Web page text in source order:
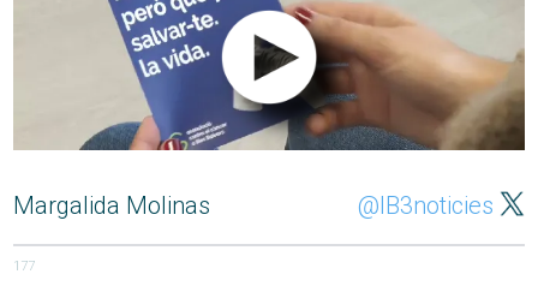
Margalida Molinas @IB3noticies
177